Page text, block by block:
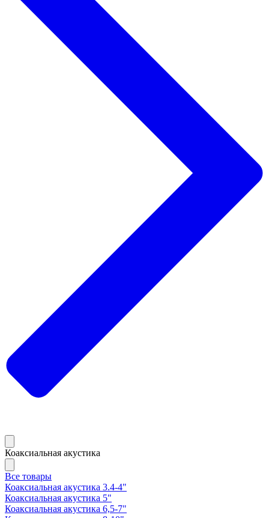
Коаксиальная акустика
Все товары
Коаксиальная акустика 3.4-4"
Коаксиальная акустика 5"
Коаксиальная акустика 6,5-7"